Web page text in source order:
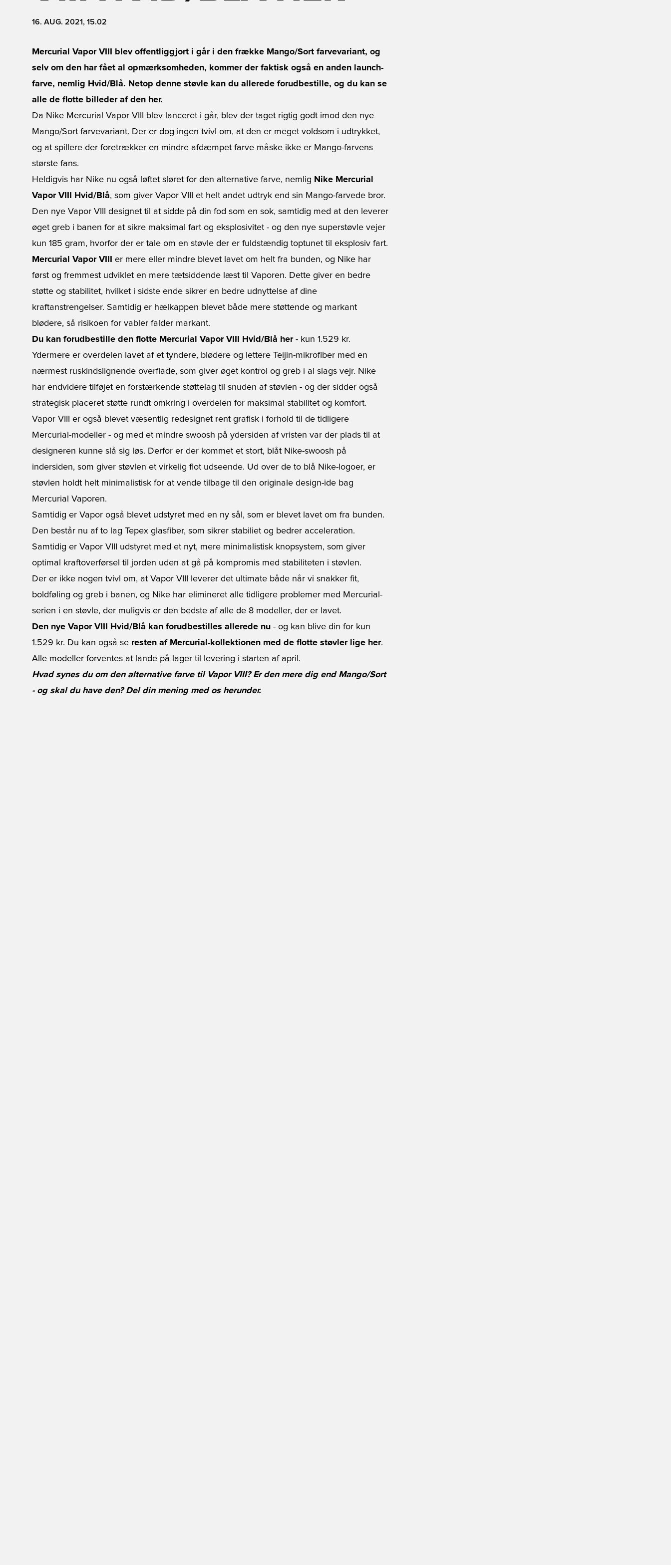
16. AUG. 2021, 15.02
Mercurial Vapor VIII blev offentliggjort i går i den frække Mango/Sort farvevariant, og
selv om den har fået al opmærksomheden, kommer der faktisk også en anden launch-
farve, nemlig Hvid/Blå. Netop denne støvle kan du allerede forudbestille, og du kan se
alle de flotte billeder af den her.
Da Nike Mercurial Vapor VIII blev lanceret i går, blev der taget rigtig godt imod den nye
Mango/Sort farvevariant. Der er dog ingen tvivl om, at den er meget voldsom i udtrykket,
og at spillere der foretrækker en mindre afdæmpet farve måske ikke er Mango-farvens
største fans.
Heldigvis har Nike nu også løftet sløret for den alternative farve, nemlig Nike Mercurial
Vapor VIII Hvid/Blå, som giver Vapor VIII et helt andet udtryk end sin Mango-farvede bror.
Den nye Vapor VIII designet til at sidde på din fod som en sok, samtidig med at den leverer
øget greb i banen for at sikre maksimal fart og eksplosivitet - og den nye superstøvle vejer
kun 185 gram, hvorfor der er tale om en støvle der er fuldstændig toptunet til eksplosiv fart.
Mercurial Vapor VIII
er mere eller mindre blevet lavet om helt fra bunden, og Nike har
først og fremmest udviklet en mere tætsiddende læst til Vaporen. Dette giver en bedre
støtte og stabilitet, hvilket i sidste ende sikrer en bedre udnyttelse af dine
kraftanstrengelser. Samtidig er hælkappen blevet både mere støttende og markant
blødere, så risikoen for vabler falder markant.
Du kan forudbestille den flotte Mercurial Vapor VIII Hvid/Blå her- kun 1.529 kr.
Ydermere er overdelen lavet af et tyndere, blødere og lettere Teijin-mikrofiber med en
nærmest ruskindslignende overflade, som giver øget kontrol og greb i al slags vejr. Nike
har endvidere tilføjet en forstærkende støttelag til snuden af støvlen - og der sidder også
strategisk placeret støtte rundt omkring i overdelen for maksimal stabilitet og komfort.
Vapor VIII er også blevet væsentlig redesignet rent grafisk i forhold til de tidligere
Mercurial-modeller - og med et mindre swoosh på ydersiden af vristen var der plads til at
designeren kunne slå sig løs. Derfor er der kommet et stort, blåt Nike-swoosh på
indersiden, som giver støvlen et virkelig flot udseende. Ud over de to blå Nike-logoer, er
støvlen holdt helt minimalistisk for at vende tilbage til den originale design-ide bag
Mercurial Vaporen.
Samtidig er Vapor også blevet udstyret med en ny sål, som er blevet lavet om fra bunden.
Den består nu af to lag Tepex glasfiber, som sikrer stabiliet og bedrer acceleration.
Samtidig er Vapor VIII udstyret med et nyt, mere minimalistisk knopsystem, som giver
optimal kraftoverførsel til jorden uden at gå på kompromis med stabiliteten i støvlen.
Der er ikke nogen tvivl om, at Vapor VIII leverer det ultimate både når vi snakker fit,
boldføling og greb i banen, og Nike har elimineret alle tidligere problemer med Mercurial-
serien i en støvle, der muligvis er den bedste af alle de 8 modeller, der er lavet.
Den nye Vapor VIII Hvid/Blå kan forudbestilles allerede nu - og kan blive din for kun
1.529 kr. Du kan også se resten af Mercurial-kollektionen med de flotte støvler lige her.
Alle modeller forventes at lande på lager til levering i starten af april.
Hvad synes du om den alternative farve til Vapor VIII? Er den mere dig end Mango/Sort
- og skal du have den? Del din mening med os herunder.